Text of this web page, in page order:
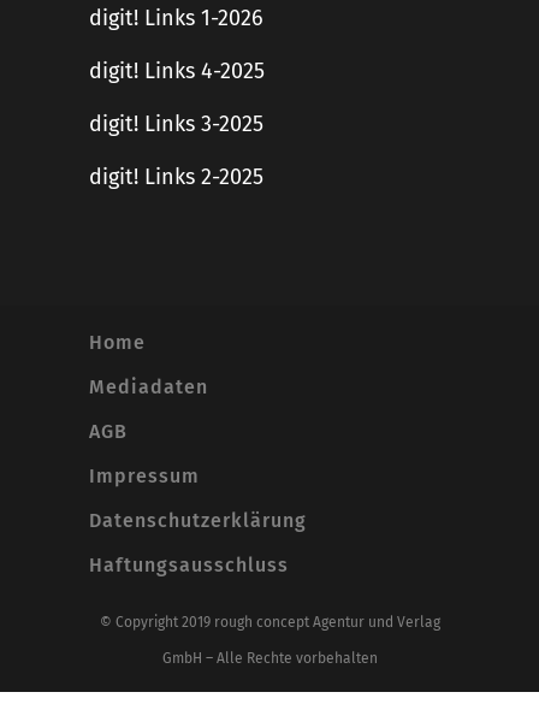
digit! Links 1-2026
digit! Links 4-2025
digit! Links 3-2025
digit! Links 2-2025
Home
Mediadaten
AGB
Impressum
Datenschutzerklärung
Haftungsausschluss
© Copyright 2019 rough concept Agentur und Verlag
GmbH – Alle Rechte vorbehalten